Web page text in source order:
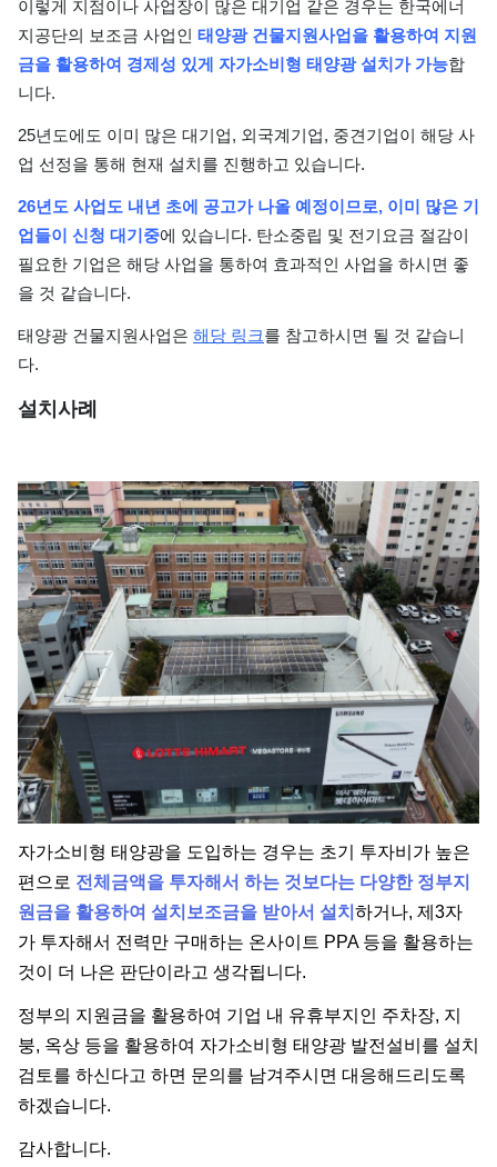
이렇게 지점이나 사업장이 많은 대기업 같은 경우는 한국에너
지공단의 보조금 사업인 태양광 건물지원사업을 활용하여 지원
금을 활용하여 경제성 있게 자가소비형 태양광 설치가 가능합
니다.
25년도에도 이미 많은 대기업, 외국계기업, 중견기업이 해당 사
업 선정을 통해 현재 설치를 진행하고 있습니다.
26년도 사업도 내년 초에 공고가 나올 예정이므로, 이미 많은 기
업들이 신청 대기중에 있습니다. 탄소중립 및 전기요금 절감이
필요한 기업은 해당 사업을 통하여 효과적인 사업을 하시면 좋
을 것 같습니다.
태양광 건물지원사업은 해당 링크를 참고하시면 될 것 같습니
다.
설치사례
자가소비형 태양광을 도입하는 경우는 초기 투자비가 높은
편으로 전체금액을 투자해서 하는 것보다는 다양한 정부지
원금을 활용하여 설치보조금을 받아서 설치 하거나, 제3자
가 투자해서 전력만 구매하는 온사이트 PPA 등을 활용하는
것이 더 나은 판단이라고 생각됩니다.
정부의 지원금을 활용하여 기업 내 유휴부지인 주차장, 지
붕, 옥상 등을 활용하여 자가소비형 태양광 발전설비를 설치
검토를 하신다고 하면 문의를 남겨주시면 대응해드리도록
하겠습니다.
감사합니다.